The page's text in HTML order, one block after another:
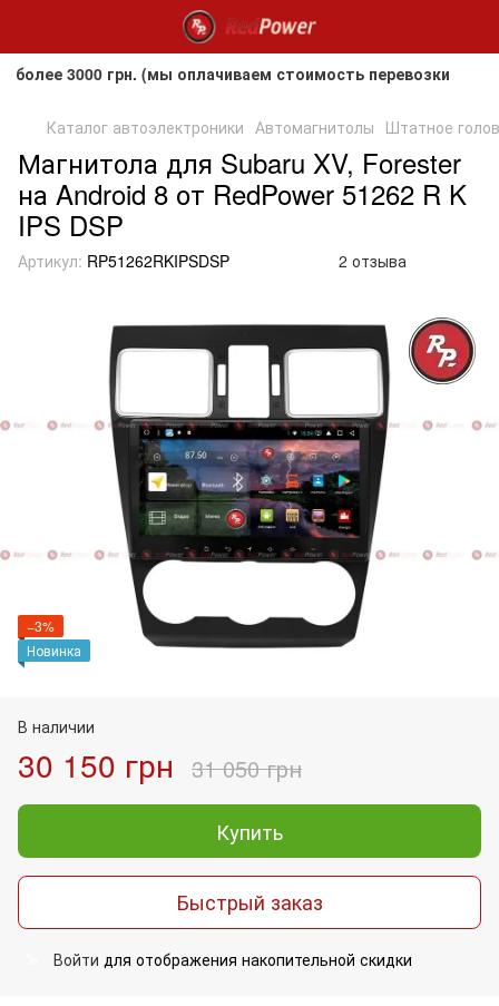
грн. (мы оплачиваем стоимость перевозки до
Каталог автоэлектроники Автомагнитолы Штатное
Магнитола для Subaru XV, Forester
на Android 8 от RedPower 51262 R K
IPS DSP
Артикул: RP51262RKIPSDSP 2 отзыва
−3%
Новинка
В наличии
30 150 грн 31 050 грн
Купить
Быстрый заказ
Войти для отображения накопительной скидки